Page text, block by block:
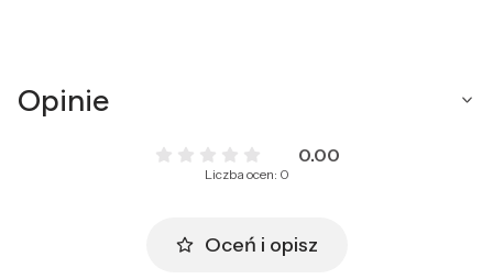
Opinie
0.00
Liczba ocen: 0
Oceń i opisz